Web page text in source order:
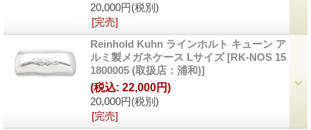
20,000円(税別)
[完売]
Reinhold Kuhn ラインホルト キューン ア
ルミ製メガネケース Lサイズ [RK-NOS 15
1800005 (取扱店：浦和)]
20,000円(税別)
(税込: 22,000円)
[完売]